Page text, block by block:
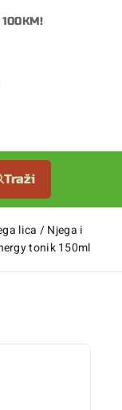
Traži
lica /Njega i
tonik 150ml